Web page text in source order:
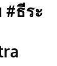
#ธีระ